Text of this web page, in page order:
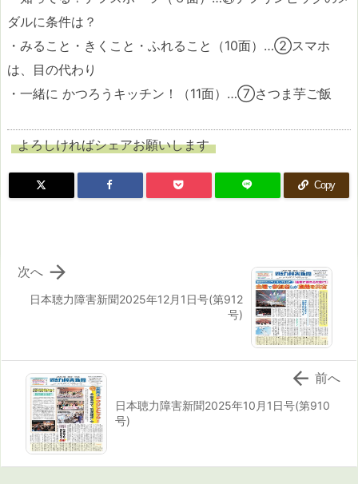
ダルに条件は？
・みること・きくこと・ふれること（10面）…②スマホ
は、目の代わり
・一緒に かつろうキッチン！（11面）…⑦さつま芋ご飯
よろしければシェアお願いします
Copy
日本聴力障害新聞2025年12月1日号(第912
号)

次へ
日本聴力障害新聞2025年10月1日号(第910
号)
 前へ